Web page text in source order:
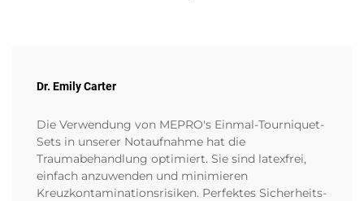
Dr. Emily Carter
Die Verwendung von MEPRO's Einmal-Tourniquet-
Sets in unserer Notaufnahme hat die
Traumabehandlung optimiert. Sie sind latexfrei,
einfach anzuwenden und minimieren
Kreuzkontaminationsrisiken. Perfektes Sicherheits-